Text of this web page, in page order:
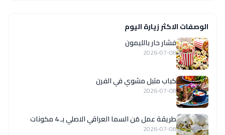
الوصفات الاكثر زيارة اليوم
فشار حار بالليمون
2026-07-08
كباب متبل مشوي في الفرن
2026-07-08
طريقة عمل مَن السما العراقي الاصلي بـ 4 مكونات
2026-07-08